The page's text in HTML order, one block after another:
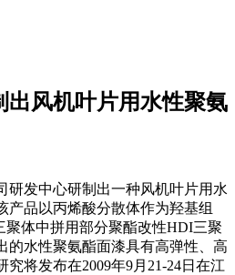
出风机叶片用水性聚氨
研发中心研制出一种风机叶片用水
产品以丙烯酸分散体作为羟基组
体中拼用部分聚酯改性HDI三聚
的水性聚氨酯面漆具有高弹性、高
将发布在2009年9月21-24日在江